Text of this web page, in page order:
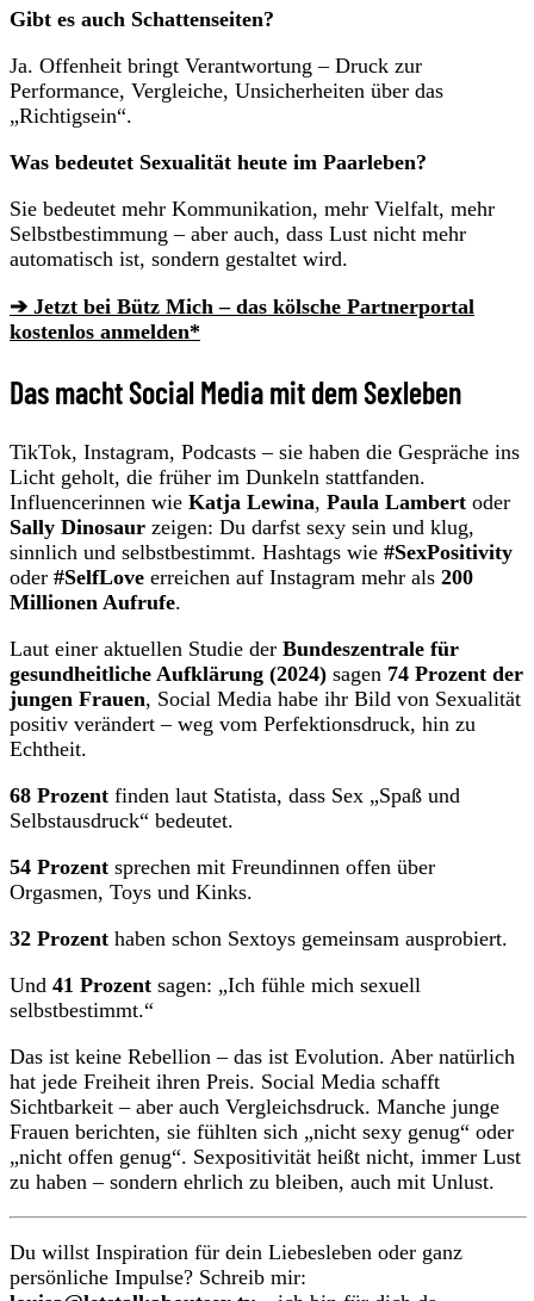
Gibt es auch Schattenseiten?
Ja. Offenheit bringt Verantwortung – Druck zur
Performance, Vergleiche, Unsicherheiten über das
„Richtigsein“.
Was bedeutet Sexualität heute im Paarleben?
Sie bedeutet mehr Kommunikation, mehr Vielfalt, mehr
Selbstbestimmung – aber auch, dass Lust nicht mehr
automatisch ist, sondern gestaltet wird.
➔ Jetzt bei Bütz Mich – das kölsche Partnerportal
kostenlos anmelden*
Das macht Social Media mit dem Sexleben
TikTok, Instagram, Podcasts – sie haben die Gespräche ins
Licht geholt, die früher im Dunkeln stattfanden.
Influencerinnen wie Katja Lewina, Paula Lambert oder
Sally Dinosaur zeigen: Du darfst sexy sein und klug,
sinnlich und selbstbestimmt. Hashtags wie #SexPositivity
oder #SelfLove erreichen auf Instagram mehr als 200
Millionen Aufrufe.
Laut einer aktuellen Studie der Bundeszentrale für
gesundheitliche Aufklärung (2024) sagen 74 Prozent der
jungen Frauen, Social Media habe ihr Bild von Sexualität
positiv verändert – weg vom Perfektionsdruck, hin zu
Echtheit.
68 Prozent finden laut Statista, dass Sex „Spaß und
Selbstausdruck“ bedeutet.
54 Prozent sprechen mit Freundinnen offen über
Orgasmen, Toys und Kinks.
32 Prozent haben schon Sextoys gemeinsam ausprobiert.
Und 41 Prozent sagen: „Ich fühle mich sexuell
selbstbestimmt.“
Das ist keine Rebellion – das ist Evolution. Aber natürlich
hat jede Freiheit ihren Preis. Social Media schafft
Sichtbarkeit – aber auch Vergleichsdruck. Manche junge
Frauen berichten, sie fühlten sich „nicht sexy genug“ oder
„nicht offen genug“. Sexpositivität heißt nicht, immer Lust
zu haben – sondern ehrlich zu bleiben, auch mit Unlust.
Du willst Inspiration für dein Liebesleben oder ganz
persönliche Impulse? Schreib mir: